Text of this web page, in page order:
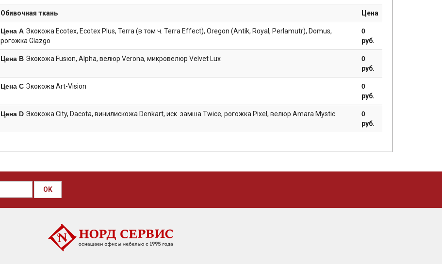
Обивочная ткань Цена
Цена А Экокожа Ecotex, Ecotex Plus, Terra (в том ч. Terra Effect), Oregon (Antik, Royal, Perlamutr), Domus,
рогожка Glazgo
0
руб.
Цена B Экокожа Fusion, Alpha, велюр Verona, микровелюр Velvet Lux
0
руб.
Цена C Экокожа Art-Vision
0
руб.
Цена D Экокожа City, Dacota, винилискожа Denkart, иск. замша Twice, рогожка Pixel, велюр Amara Mystic
0
руб.
OK